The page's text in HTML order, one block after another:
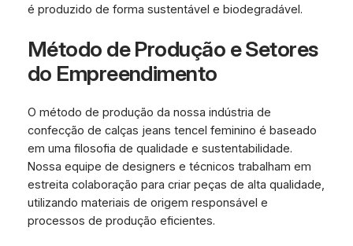
é produzido de forma sustentável e biodegradável.
Método de Produção e Setores
do Empreendimento
O método de produção da nossa indústria de
confecção de calças jeans tencel feminino é baseado
em uma filosofia de qualidade e sustentabilidade.
Nossa equipe de designers e técnicos trabalham em
estreita colaboração para criar peças de alta qualidade,
utilizando materiais de origem responsável e
processos de produção eficientes.